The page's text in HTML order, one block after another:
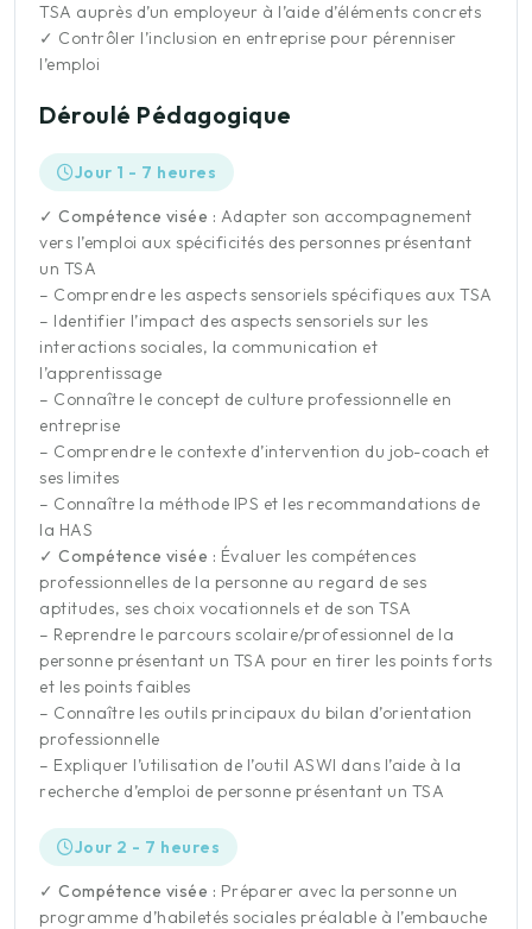
TSA auprès d’un employeur à l’aide d’éléments concrets
✓ Contrôler l’inclusion en entreprise pour pérenniser
l’emploi
Déroulé Pédagogique
Jour 1 - 7 heures
✓ Compétence visée : Adapter son accompagnement
vers l’emploi aux spécificités des personnes présentant
un TSA
– Comprendre les aspects sensoriels spécifiques aux TSA
– Identifier l’impact des aspects sensoriels sur les
interactions sociales, la communication et
l’apprentissage
– Connaître le concept de culture professionnelle en
entreprise
– Comprendre le contexte d’intervention du job-coach et
ses limites
– Connaître la méthode IPS et les recommandations de
la HAS
✓ Compétence visée : Évaluer les compétences
professionnelles de la personne au regard de ses
aptitudes, ses choix vocationnels et de son TSA
– Reprendre le parcours scolaire/professionnel de la
personne présentant un TSA pour en tirer les points forts
et les points faibles
– Connaître les outils principaux du bilan d’orientation
professionnelle
– Expliquer l’utilisation de l’outil ASWI dans l’aide à la
recherche d’emploi de personne présentant un TSA
Jour 2 - 7 heures
✓ Compétence visée : Préparer avec la personne un
programme d’habiletés sociales préalable à l’embauche